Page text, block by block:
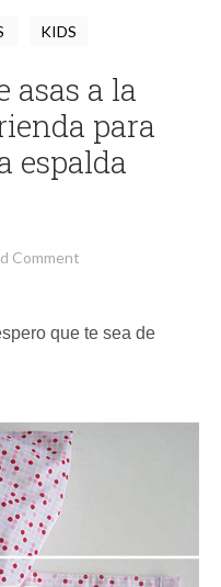
KIDS
asas a la
para
espalda
Comment
que te sea de